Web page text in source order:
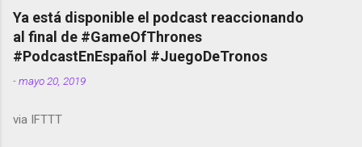
copyright en Instagram Música y vídeo selfies en la
red social Riddley Scott saca a Kevin Spacey de su
película Francisco regaña a los que usan el
smartphone en sus misas La serie de la Tierra
Media GoBee - StartUp de bicicletas de alquiler
Ya está disponible el podcast reaccionando
al final de #GameOfThrones
#PodcastEnEspañol #JuegoDeTronos
-mayo 20, 2019
via IFTTT